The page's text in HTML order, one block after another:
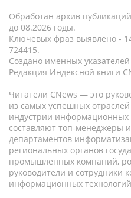
Обработан архив
до 08.2026 годы.
Ключевых фраз выявлено -
724415.
Создано именных
Редакция Индексной книги
Читатели CNews — это
из самых успешных
индустрии информационных
составляют топ-менеджеры
департаментов
региональных органов
промышленных компаний,
руководители и сотрудники
информационных технологий